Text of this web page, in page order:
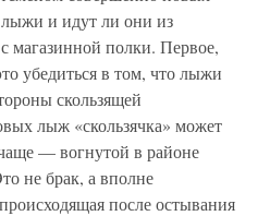
и идут ли они из
магазинной полки. Первое,
убедиться в том, что лыжи
скользящей
лыж «скользячка» может
— вогнутой в районе
не брак, а вполне
после остывания